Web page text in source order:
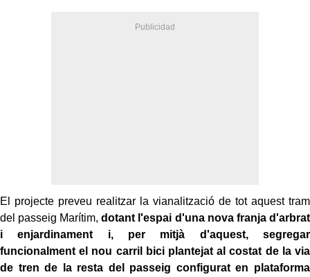
El projecte preveu realitzar la vianalització de tot aquest tram
del passeig Marítim, dotant l'espai d'una nova franja d'arbrat
i enjardinament i, per mitjà d'aquest, segregar
funcionalment el nou carril bici plantejat al costat de la via
de tren de la resta del passeig configurat en plataforma